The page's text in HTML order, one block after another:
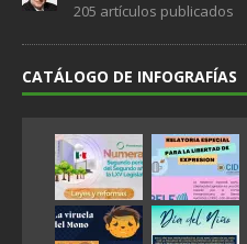
205 artículos publicados
CATÁLOGO DE INFOGRAFÍAS